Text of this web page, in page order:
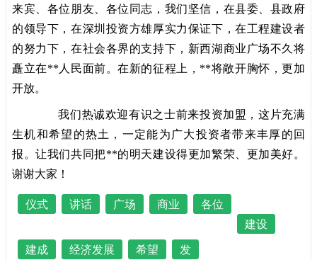
来宾、各位朋友、各位同志，我们坚信，在县委、县政府
的领导下，在深圳投资方雄厚实力保证下，在工程建设者
的努力下，在社会各界的支持下，新西湖商业广场不久将
矗立在**人民面前。在新的征程上，**将敞开胸怀，更加
开放。
我们热诚欢迎有识之士前来投资加盟，这片充满
生机和希望的热土，一定能为广大投资者带来丰厚的回
报。让我们共同把**的明天建设得更加繁荣、更加美好。
谢谢大家！
仪式 讲话 广场 商业
各位
建设
建成 经济发展 希望 发